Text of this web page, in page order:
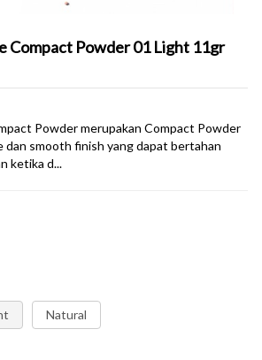
Compact Powder 01 Light 11gr
Powder merupakan Compact Powder
smooth finish yang dapat bertahan
ketika d...
Natural